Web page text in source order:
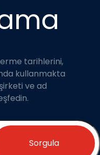
erme tarihlerini,
kullanmakta
ve ad
Sorgula